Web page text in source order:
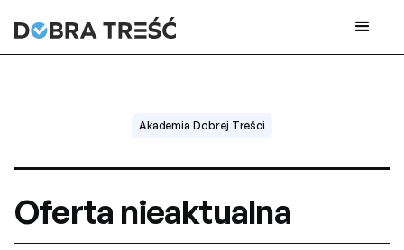
Akademia Dobrej Treści
Oferta nieaktualna